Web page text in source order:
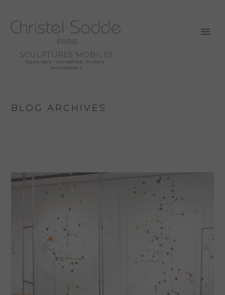
SCULPTURES MOBILES
ÉQUILIBRE - GÉOMÉTRIE - POÉSIE -
MOUVEMENT
BLOG ARCHIVES